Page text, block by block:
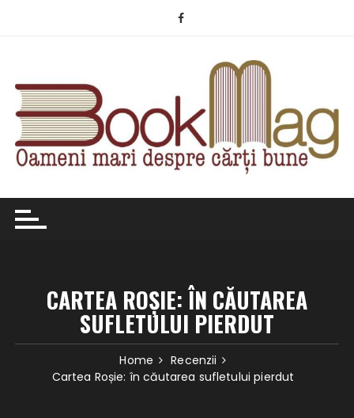
CARTEA ROȘIE: ÎN CĂUTAREA
SUFLETULUI PIERDUT
Home
Recenzii
Cartea Roșie: în căutarea sufletului pierdut